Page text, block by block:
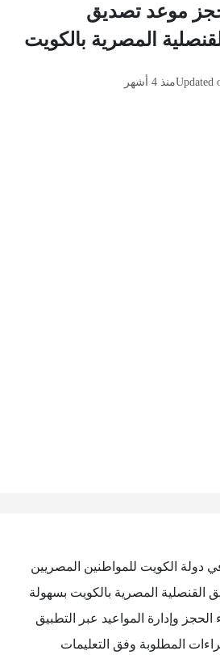
موعد تصديق
المصرية بالكويت
Updatedمنذ 4 أشهر
دولة الكويت للمواطنين المصريين
القنصلية المصرية بالكويت بسهولة
وإدارة المواعيد عبر التطبيق
المطلوبة وفق التعليمات